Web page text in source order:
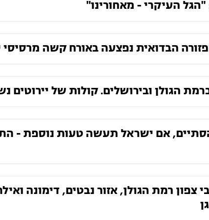
העיקרי - מאחורינו"
הגולן ובירושלים. קולות של יירוטים
הסתיים, אם ישראל תעשה טעות נוספת -
צפון רמת הגולן, אזור נבטים, דימונה